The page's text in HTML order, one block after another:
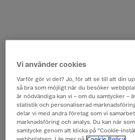
Vi använder cookies
Varför gör vi det? Jo, för att se till att din
så bra som möjligt när du besöker
är nödvändiga kan vi – om du samtycker –
statistik och personaliserad
delar vi med andra företag som vi
marknadsföring och analys. Du kan när
samtycke genom att klicka på ”Cookie-